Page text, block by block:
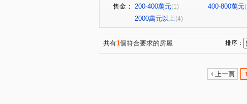
大墩園邸(1) (1) 寶樹大
華美西街二段(1)
忠明南路(1) 太和二街(1) 東興路
美村路二段(1) 文心路
仁化工二路(1) 楓和路(1) 學府路
售金： 200-400萬元(1) 400-800萬元
2000萬元以上(4)
共有1個符合要求的房屋 排序：
上一頁